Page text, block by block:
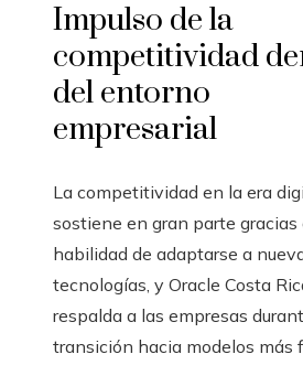
Impulso de la
competitividad
del entorno
empresarial
La competitividad en la era
sostiene en gran parte gracias
habilidad de adaptarse a
tecnologías, y Oracle Costa
respalda a las empresas
transición hacia modelos más